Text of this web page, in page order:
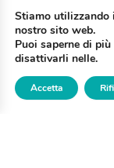
Login
Stiamo utilizzando
nostro sito web.
Puoi saperne di
disattivarli nelle.
Accetta